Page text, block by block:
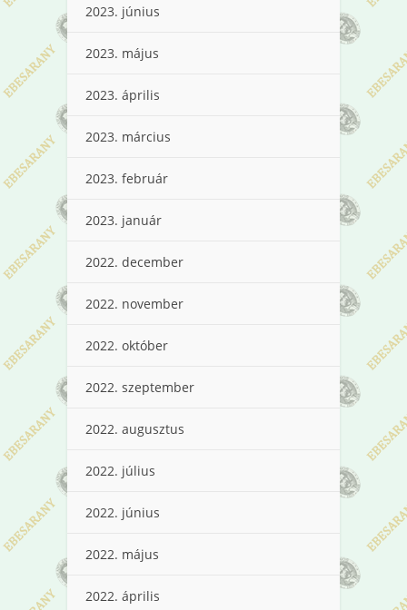
2023. június
2023. május
2023. április
2023. március
2023. február
2023. január
2022. december
2022. november
2022. október
2022. szeptember
2022. augusztus
2022. július
2022. június
2022. május
2022. április